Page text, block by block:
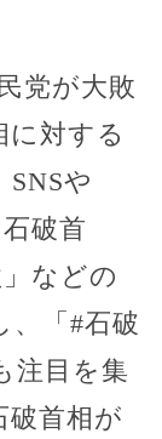
党が大敗
に対する
や
破首
などの
、「#石破
注目を集
破首相が